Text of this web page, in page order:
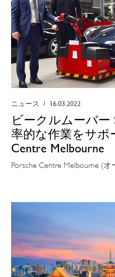
ニュース / 16.03.2022
ビークルムーバー
率的な作業をサポ
Centre Melbourne
Porsche Centre Melbourne (